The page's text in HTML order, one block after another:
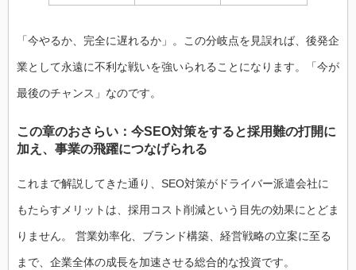
「今やるか、完全に遅れるか」。この分岐点を見誤れば、後発企
業として永遠に不利な戦いを強いられることになります。「今が
最後のチャンス」なのです。
この章のおさらい：今SEO対策をすると採用難の打開に
加え、事業の飛躍につなげられる
これまで解説してきた通り、SEO対策がドライバー派遣会社に
もたらすメリットは、採用コスト削減という目先の効果にとどま
りません。 営業効率化、ブランド構築、経営戦略の立案に至る
まで、企業全体の成長を加速させる総合的な投資です。